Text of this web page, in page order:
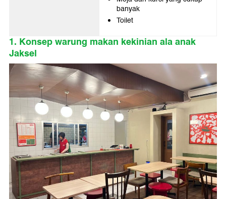
banyak
Toilet
1. Konsep warung makan kekinian ala anak
Jaksel